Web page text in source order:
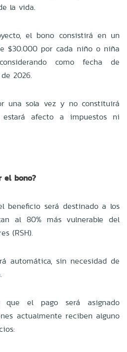
la vida.
el bono consistirá en un
$30.000 por cada niño o niña
como fecha de
2026.
una sola vez y no constituirá
afecto a impuestos ni
el bono?
beneficio será destinado a los
al 80% más vulnerable del
(RSH).
automática, sin necesidad de
que el pago será asignado
actualmente reciben alguno